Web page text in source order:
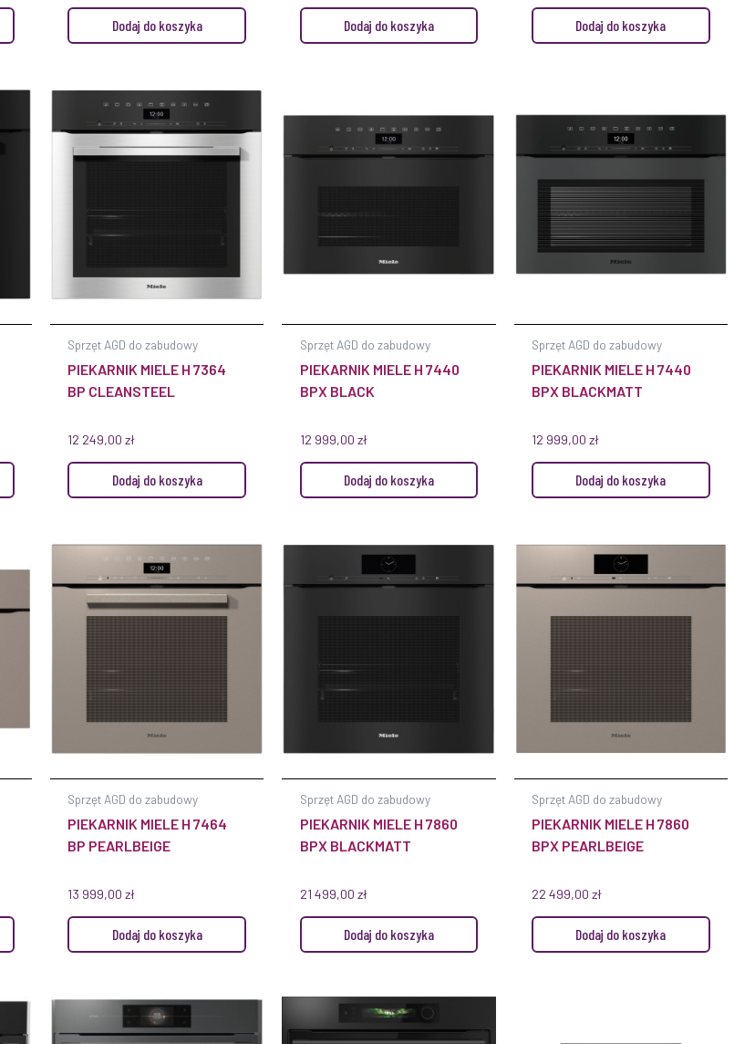
Dodaj do koszyka Dodaj do koszyka Dodaj do koszyka
Sprzęt AGD do zabudowy
PIEKARNIK MIELE H 7364
BP CLEANSTEEL
12 249,00zł
Dodaj do koszyka
Sprzęt AGD do zabudowy
PIEKARNIK MIELE H 7440
BPX BLACK
12 999,00 zł
Dodaj do koszyka
Sprzęt AGD do zabudowy
PIEKARNIK MIELE H 7440
BPX BLACKMATT
12 999,00 zł
Dodaj do koszyka
Sprzęt AGD do zabudowy
PIEKARNIK MIELE H 7464
BP PEARLBEIGE
13 999,00zł
Dodaj do koszyka
Sprzęt AGD do zabudowy
PIEKARNIK MIELE H 7860
BPX BLACKMATT
21 499,00 zł
Dodaj do koszyka
Sprzęt AGD do zabudowy
PIEKARNIK MIELE H 7860
BPX PEARLBEIGE
22 499,00 zł
Dodaj do koszyka